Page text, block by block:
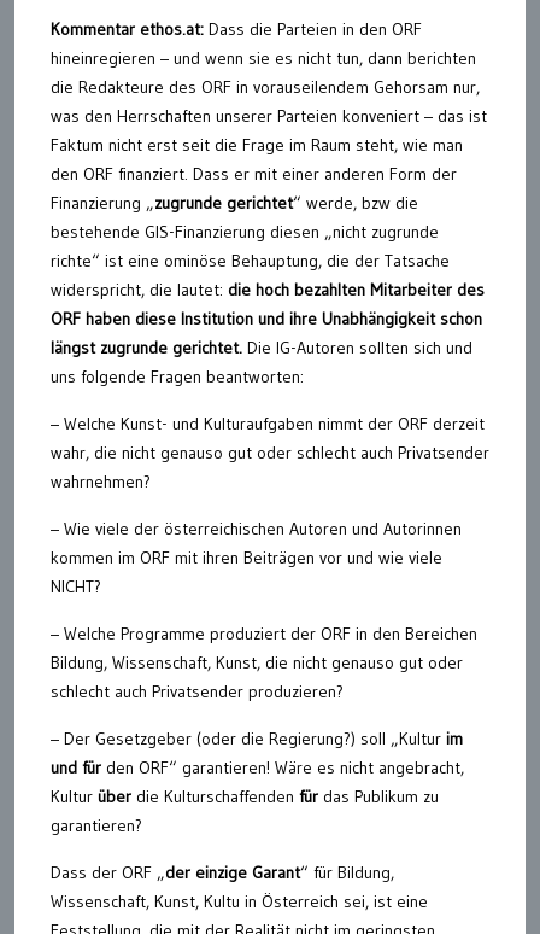
Kommentar ethos.at: Dass die Parteien in den ORF
hineinregieren – und wenn sie es nicht tun, dann berichten
die Redakteure des ORF in vorauseilendem Gehorsam nur,
was den Herrschaften unserer Parteien konveniert – das ist
Faktum nicht erst seit die Frage im Raum steht, wie man
den ORF finanziert. Dass er mit einer anderen Form der
Finanzierung „zugrunde gerichtet“ werde, bzw die
bestehende GIS-Finanzierung diesen „nicht zugrunde
richte“ ist eine ominöse Behauptung, die der Tatsache
widerspricht, die lautet: die hoch bezahlten Mitarbeiter des
ORF haben diese Institution und ihre Unabhängigkeit schon
längst zugrunde gerichtet. Die IG-Autoren sollten sich und
uns folgende Fragen beantworten:
– Welche Kunst- und Kulturaufgaben nimmt der ORF derzeit
wahr, die nicht genauso gut oder schlecht auch Privatsender
wahrnehmen?
– Wie viele der österreichischen Autoren und Autorinnen
kommen im ORF mit ihren Beiträgen vor und wie viele
NICHT?
– Welche Programme produziert der ORF in den Bereichen
Bildung, Wissenschaft, Kunst, die nicht genauso gut oder
schlecht auch Privatsender produzieren?
– Der Gesetzgeber (oder die Regierung?) soll „Kultur im
und für den ORF“ garantieren! Wäre es nicht angebracht,
Kultur über die Kulturschaffenden für das Publikum zu
garantieren?
Dass der ORF „der einzige Garant“ für Bildung,
Wissenschaft, Kunst, Kultu in Österreich sei, ist eine